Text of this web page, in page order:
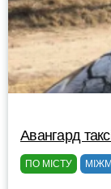
Авангард
ПО МІСТУ